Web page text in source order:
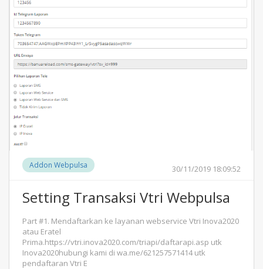
Addon Webpulsa 30/11/2019 18:09:52
Setting Transaksi Vtri Webpulsa
Part #1. Mendaftarkan ke layanan webservice Vtri Inova2020
atau Eratel
Prima.https://vtri.inova2020.com/triapi/daftarapi.asp utk
Inova2020hubungi kami di wa.me/621257571414 utk
pendaftaran Vtri E